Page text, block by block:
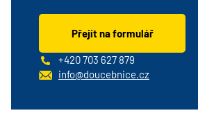
Přejít na formulář
+420 703 627 879
info@doucebnice.cz